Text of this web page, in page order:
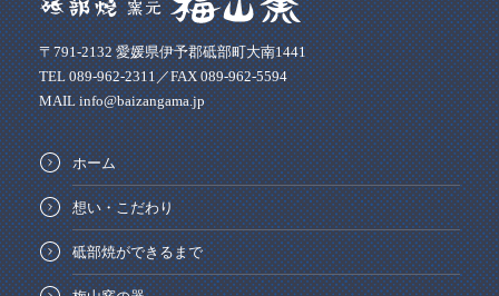
〒791-2132 愛媛県伊予郡砥部町大南1441
TEL 089-962-2311／FAX 089-962-5594
MAIL info@baizangama.jp
ホーム
想い・こだわり
砥部焼ができるまで